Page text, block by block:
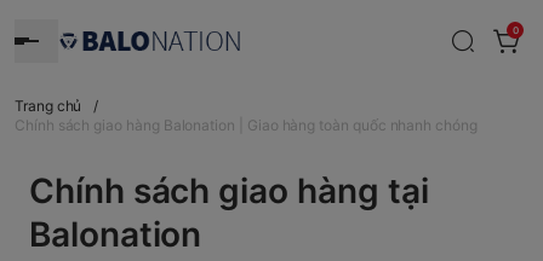
0
Trang chủ
/
Chính sách giao hàng Balonation | Giao hàng toàn quốc nhanh chóng
Chính sách giao hàng tại
Balonation